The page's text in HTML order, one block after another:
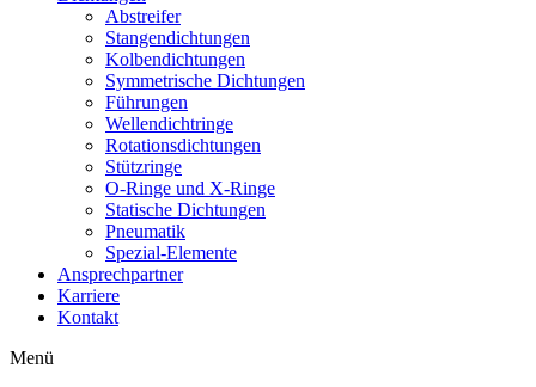
Abstreifer
Stangendichtungen
Kolbendichtungen
Symmetrische Dichtungen
Führungen
Wellendichtringe
Rotationsdichtungen
Stützringe
O-Ringe und X-Ringe
Statische Dichtungen
Pneumatik
Spezial-Elemente
Ansprechpartner
Karriere
Kontakt
Menü